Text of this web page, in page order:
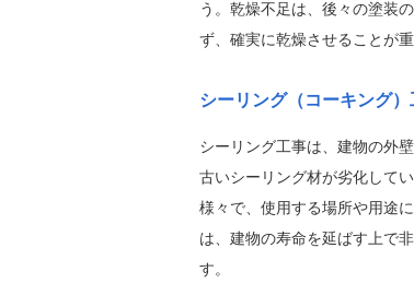
う。乾燥不足は、後々の塗装
ず、確実に乾燥させることが重
シーリング（コーキング
シーリング工事は、建物の外
古いシーリング材が劣化して
様々で、使用する場所や用途
は、建物の寿命を延ばす上で
す。